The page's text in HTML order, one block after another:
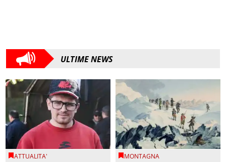
ULTIME NEWS
ATTUALITA' MONTAGNA